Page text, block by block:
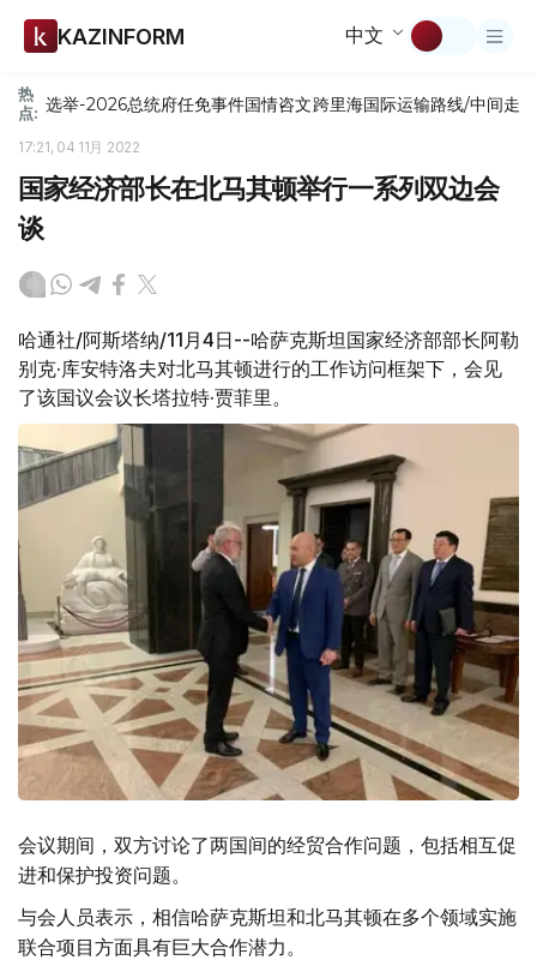
KAZINFORM 中文
热
点: 选举-2026总统府任免事件国情咨文跨里海国际运输路线/中间走廊
17:21, 04 11月 2022
国家经济部长在北马其顿举行一系列双边会
谈
哈通社/阿斯塔纳/11月4日--哈萨克斯坦国家经济部部长阿勒
别克·库安特洛夫对北马其顿进行的工作访问框架下，会见
了该国议会议长塔拉特·贾菲里。
会议期间，双方讨论了两国间的经贸合作问题，包括相互促
进和保护投资问题。
与会人员表示，相信哈萨克斯坦和北马其顿在多个领域实施
联合项目方面具有巨大合作潜力。